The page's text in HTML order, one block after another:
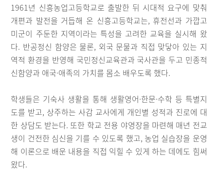
1961년 신흥농업고등학교로 출발한 뒤 시대적 요구에 맞춰
개편과 발전을 거듭해 온 신흥고등학교는, 휴전선과 가깝고
미군이 주둔한 지역이라는 특성을 고려한 교육을 실시해 왔
다. 반공정신 함양은 물론, 외국 문물과 직접 맞닿아 있는 지
역적 환경을 반영해 국민정신교육관과 국사관을 두고 민종적
신함양과 애국·애족의 가치를 몸소 배우도록 했다.
학생들은 기숙사 생활을 통해 생활영어·한문·수학 등 특별지
도를 받고, 상주하는 사감 교사에게 개인별 성적과 진로에 대
한 상담도 받는다. 또한 학교 전용 야영장을 마련해 매년 전교
생이 건전한 심신을 기를 수 있도록 했고, 농업 실습장을 운영
해 이론으로 배운 내용을 직접 익힐 수 있게 하는 데에도 힘써
왔다.